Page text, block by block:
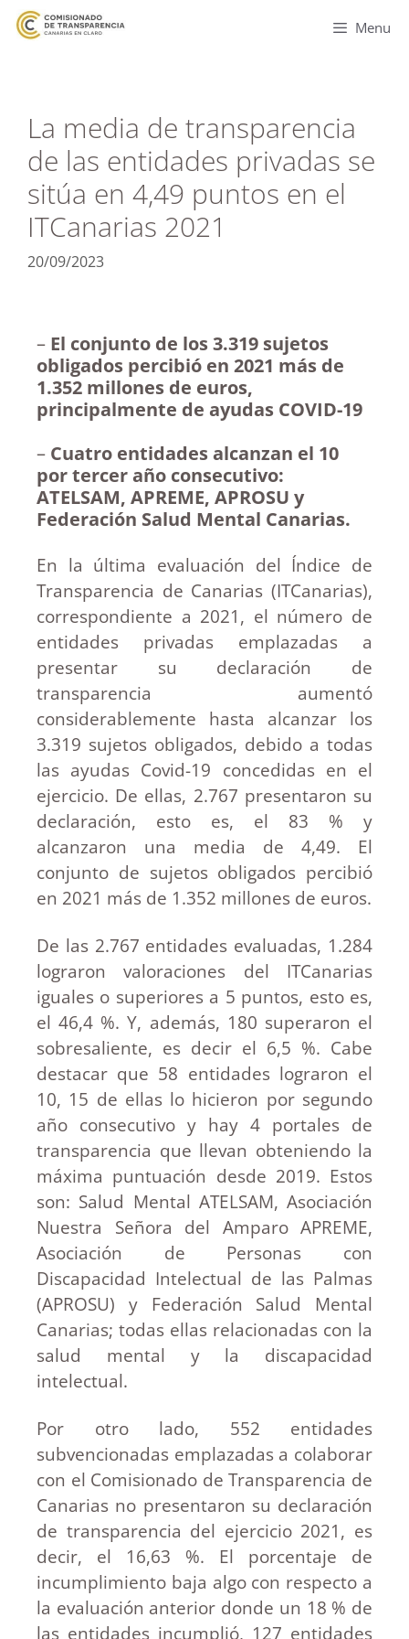
Menu
La media de transparencia
de las entidades privadas se
sitúa en 4,49 puntos en el
ITCanarias 2021
20/09/2023
– El conjunto de los 3.319 sujetos
obligados percibió en 2021 más de
1.352 millones de euros,
principalmente de ayudas COVID-19
– Cuatro entidades alcanzan el 10
por tercer año consecutivo:
ATELSAM, APREME, APROSU y
Federación Salud Mental Canarias.
En la última evaluación del Índice de
Transparencia de Canarias (ITCanarias),
correspondiente a 2021, el número de
entidades privadas emplazadas a
presentar su declaración de
transparencia aumentó
considerablemente hasta alcanzar los
3.319 sujetos obligados, debido a todas
las ayudas Covid-19 concedidas en el
ejercicio. De ellas, 2.767 presentaron su
declaración, esto es, el 83 % y
alcanzaron una media de 4,49. El
conjunto de sujetos obligados percibió
en 2021 más de 1.352 millones de euros.
De las 2.767 entidades evaluadas, 1.284
lograron valoraciones del ITCanarias
iguales o superiores a 5 puntos, esto es,
el 46,4 %. Y, además, 180 superaron el
sobresaliente, es decir el 6,5 %. Cabe
destacar que 58 entidades lograron el
10, 15 de ellas lo hicieron por segundo
año consecutivo y hay 4 portales de
transparencia que llevan obteniendo la
máxima puntuación desde 2019. Estos
son: Salud Mental ATELSAM, Asociación
Nuestra Señora del Amparo APREME,
Asociación de Personas con
Discapacidad Intelectual de las Palmas
(APROSU) y Federación Salud Mental
Canarias; todas ellas relacionadas con la
salud mental y la discapacidad
intelectual.
Por otro lado, 552 entidades
subvencionadas emplazadas a colaborar
con el Comisionado de Transparencia de
Canarias no presentaron su declaración
de transparencia del ejercicio 2021, es
decir, el 16,63 %. El porcentaje de
incumplimiento baja algo con respecto a
la evaluación anterior donde un 18 % de
las entidades incumplió, 127 entidades